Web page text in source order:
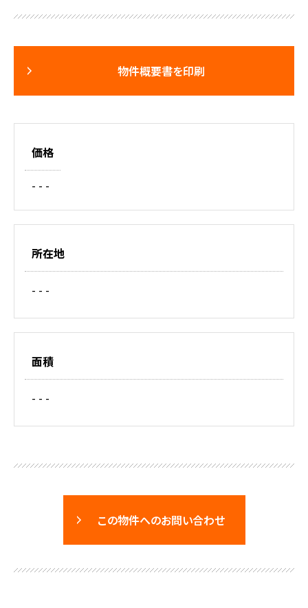
物件概要書を印刷
価格
- - -
所在地
- - -
面積
- - -
この物件へのお問い合わせ